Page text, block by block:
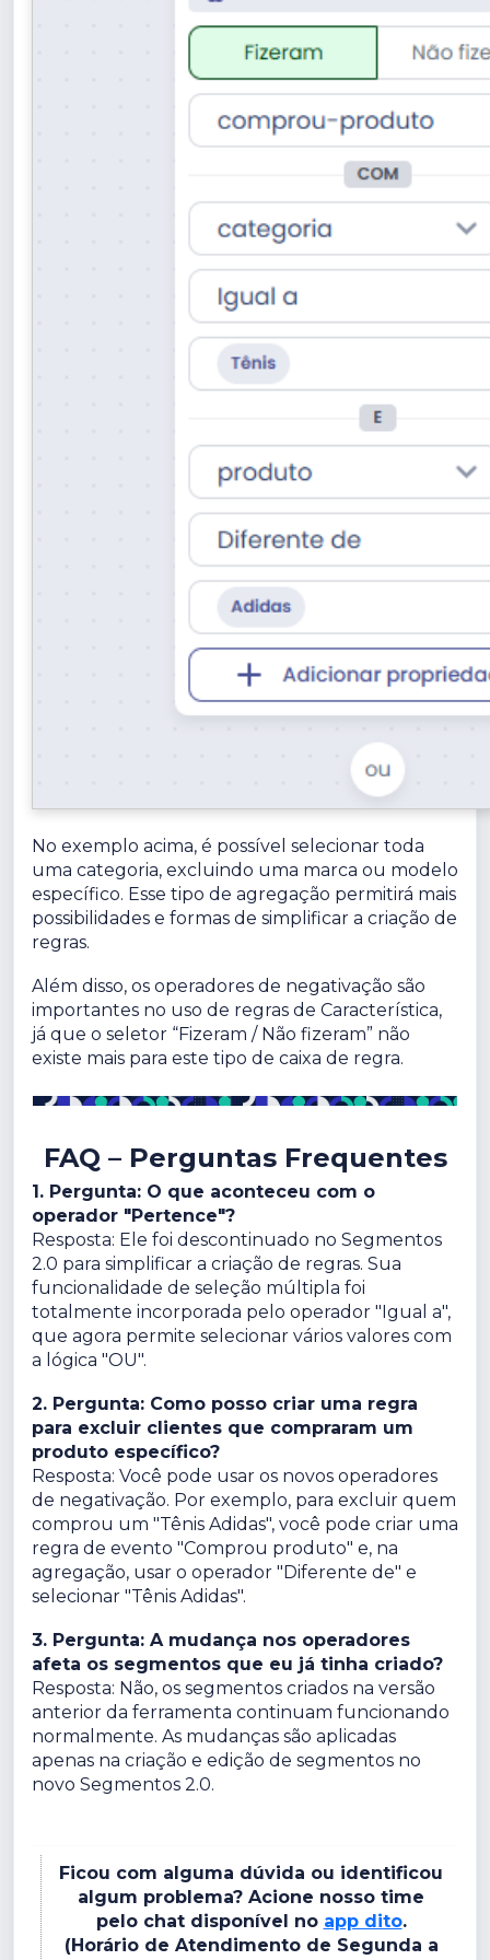
No exemplo acima, é possível selecionar toda
uma categoria, excluindo uma marca ou modelo
específico. Esse tipo de agregação permitirá mais
possibilidades e formas de simplificar a criação de
regras.
Além disso, os operadores de negativação são
importantes no uso de regras de Característica,
já que o seletor “Fizeram / Não fizeram” não
existe mais para este tipo de caixa de regra.
FAQ – Perguntas Frequentes
1. Pergunta: O que aconteceu com o
operador "Pertence"?
Resposta: Ele foi descontinuado no Segmentos
2.0 para simplificar a criação de regras. Sua
funcionalidade de seleção múltipla foi
totalmente incorporada pelo operador "Igual a",
que agora permite selecionar vários valores com
a lógica "OU".
2. Pergunta: Como posso criar uma regra
para excluir clientes que compraram um
produto específico?
Resposta: Você pode usar os novos operadores
de negativação. Por exemplo, para excluir quem
comprou um "Tênis Adidas", você pode criar uma
regra de evento "Comprou produto" e, na
agregação, usar o operador "Diferente de" e
selecionar "Tênis Adidas".
3. Pergunta: A mudança nos operadores
afeta os segmentos que eu já tinha criado?
Resposta: Não, os segmentos criados na versão
anterior da ferramenta continuam funcionando
normalmente. As mudanças são aplicadas
apenas na criação e edição de segmentos no
novo Segmentos 2.0.
Ficou com alguma dúvida ou identificou
algum problema? Acione nosso time
pelo chat disponível no app dito.
(Horário de Atendimento de Segunda a